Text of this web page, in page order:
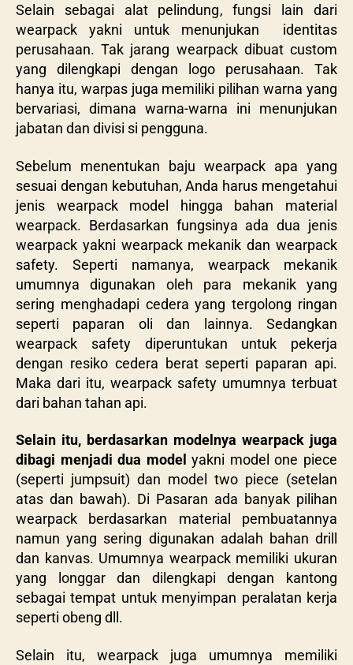
Selain sebagai alat pelindung, fungsi lain dari
wearpack yakni untuk menunjukan identitas
perusahaan. Tak jarang wearpack dibuat custom
yang dilengkapi dengan logo perusahaan. Tak
hanya itu, warpas juga memiliki pilihan warna yang
bervariasi, dimana warna-warna ini menunjukan
jabatan dan divisi si pengguna.
Sebelum menentukan baju wearpack apa yang
sesuai dengan kebutuhan, Anda harus mengetahui
jenis wearpack model hingga bahan material
wearpack. Berdasarkan fungsinya ada dua jenis
wearpack yakni wearpack mekanik dan wearpack
safety. Seperti namanya, wearpack mekanik
umumnya digunakan oleh para mekanik yang
sering menghadapi cedera yang tergolong ringan
seperti paparan oli dan lainnya. Sedangkan
wearpack safety diperuntukan untuk pekerja
dengan resiko cedera berat seperti paparan api.
Maka dari itu, wearpack safety umumnya terbuat
dari bahan tahan api.
Selain itu, berdasarkan modelnya wearpack juga
dibagi menjadi dua modelyakni model one piece
(seperti jumpsuit) dan model two piece (setelan
atas dan bawah). Di Pasaran ada banyak pilihan
wearpack berdasarkan material pembuatannya
namun yang sering digunakan adalah bahan drill
dan kanvas. Umumnya wearpack memiliki ukuran
yang longgar dan dilengkapi dengan kantong
sebagai tempat untuk menyimpan peralatan kerja
seperti obeng dll.
Selain itu, wearpack juga umumnya memiliki